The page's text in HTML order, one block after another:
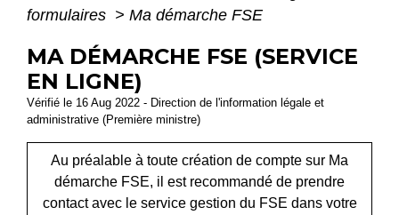
formulaires > Ma démarche FSE
MA DÉMARCHE FSE (SERVICE
EN LIGNE)
Vérifié le 16 Aug 2022 - Direction de l'information légale et
administrative (Première ministre)
Au préalable à toute création de compte sur Ma
démarche FSE, il est recommandé de prendre
contact avec le service gestion du FSE dans votre